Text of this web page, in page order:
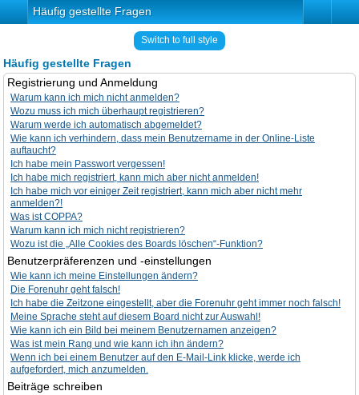
Häufig gestellte Fragen
Switch to full style
Häufig gestellte Fragen
Registrierung und Anmeldung
Warum kann ich mich nicht anmelden?
Wozu muss ich mich überhaupt registrieren?
Warum werde ich automatisch abgemeldet?
Wie kann ich verhindern, dass mein Benutzername in der Online-Liste
auftaucht?
Ich habe mein Passwort vergessen!
Ich habe mich registriert, kann mich aber nicht anmelden!
Ich habe mich vor einiger Zeit registriert, kann mich aber nicht mehr
anmelden?!
Was ist COPPA?
Warum kann ich mich nicht registrieren?
Wozu ist die „Alle Cookies des Boards löschen“-Funktion?
Benutzerpräferenzen und -einstellungen
Wie kann ich meine Einstellungen ändern?
Die Forenuhr geht falsch!
Ich habe die Zeitzone eingestellt, aber die Forenuhr geht immer noch falsch!
Meine Sprache steht auf diesem Board nicht zur Auswahl!
Wie kann ich ein Bild bei meinem Benutzernamen anzeigen?
Was ist mein Rang und wie kann ich ihn ändern?
Wenn ich bei einem Benutzer auf den E-Mail-Link klicke, werde ich
aufgefordert, mich anzumelden.
Beiträge schreiben